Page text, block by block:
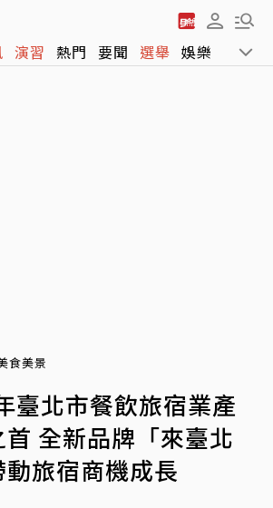
演習 熱門 要聞 選舉 娛樂 運動
食美景
臺北市餐飲旅宿業產
全新品牌「來臺北
旅宿商機成長